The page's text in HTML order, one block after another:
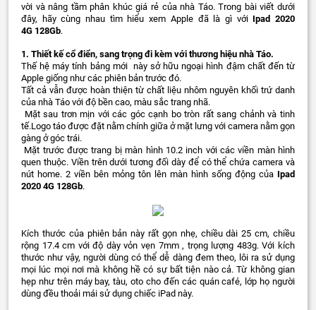
vời và nâng tầm phân khúc giá rẻ của nhà Táo. Trong bài viết dưới
đây, hãy cùng nhau tìm hiểu xem Apple đã là gì với Ipad 2020
4G 128Gb.
1. Thiết kế cổ điển, sang trọng đi kèm với thương hiệu nhà Táo.
Thế hệ máy tính bảng mới này sở hữu ngoại hình đậm chất đến từ
Apple giống như các phiên bản trước đó.
Tất cả vẫn được hoàn thiện từ chất liệu nhôm nguyên khối trứ danh
của nhà Táo với độ bền cao, màu sắc trang nhã.
Mặt sau trơn mịn với các góc cạnh bo tròn rất sang chảnh và tinh
tế.Logo táo được đặt nằm chính giữa ở mặt lưng với camera nằm gọn
gàng ở góc trái.
Mặt trước được trang bị màn hình 10.2 inch với các viền màn hình
quen thuộc. Viền trên dưới tương đối dày để có thể chứa camera và
nút home. 2 viền bên mỏng tôn lên màn hình sống động của Ipad
2020 4G 128Gb.
Kích thước của phiên bản này rất gọn nhẹ, chiều dài 25 cm, chiều
rộng 17.4 cm với độ dày vỏn vẹn 7mm , trọng lượng 483g. Với kích
thước như vậy, người dùng có thể dễ dàng đem theo, lôi ra sử dụng
mọi lúc mọi nơi mà không hề có sự bất tiện nào cả. Từ không gian
hẹp như trên máy bay, tàu, oto cho đến các quán café, lớp họ người
dùng đều thoải mái sử dụng chiếc iPad này.